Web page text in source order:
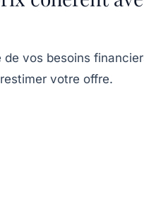
vos besoins
votre offre.